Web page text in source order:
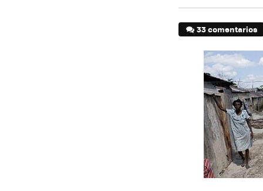
33 comentarios